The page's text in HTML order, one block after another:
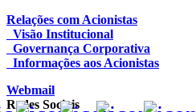
Relações com Acionistas
Visão Institucional
Governança Corporativa
Informações aos Acionistas
Webmail
Redes Sociais